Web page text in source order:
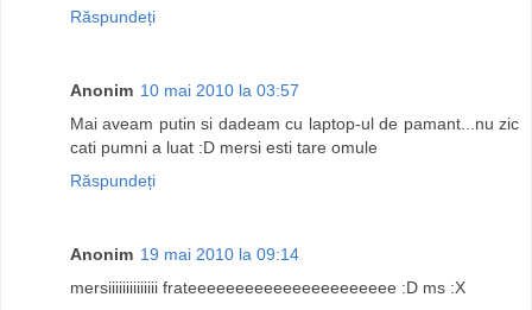
Răspundeți
Anonim 10 mai 2010 la 03:57
Mai aveam putin si dadeam cu laptop-ul de pamant...nu zic
cati pumni a luat :D mersi esti tare omule
Răspundeți
Anonim 19 mai 2010 la 09:14
mersiiiiiiiiiiiiii frateeeeeeeeeeeeeeeeeeeeee :D ms :X